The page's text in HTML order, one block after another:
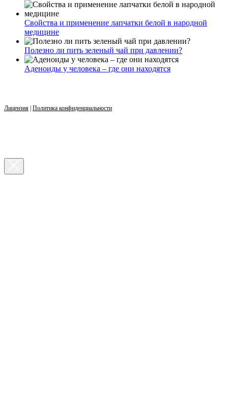
Свойства и применение лапчатки белой в народной
медицине
Полезно ли пить зеленый чай при давлении?
Аденоиды у человека – где они находятся
Лицензия Политика конфиденциальности